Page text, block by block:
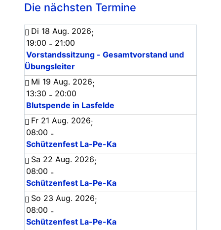
Die nächsten Termine
Di 18 Aug. 2026;
19:00 - 21:00
Vorstandssitzung - Gesamtvorstand und
Übungsleiter
Mi 19 Aug. 2026;
13:30 - 20:00
Blutspende in Lasfelde
Fr 21 Aug. 2026;
08:00 -
Schützenfest La-Pe-Ka
Sa 22 Aug. 2026;
08:00 -
Schützenfest La-Pe-Ka
So 23 Aug. 2026;
08:00 -
Schützenfest La-Pe-Ka